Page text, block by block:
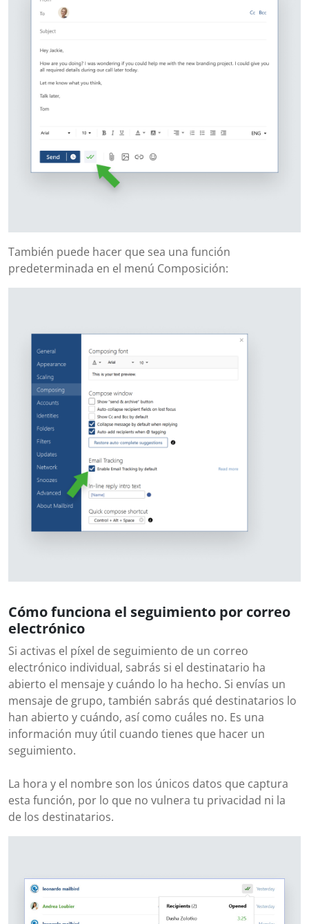
También puede hacer que sea una función
predeterminada en el menú Composición:
Cómo funciona el seguimiento por correo
electrónico
Si activas el píxel de seguimiento de un correo
electrónico individual, sabrás si el destinatario ha
abierto el mensaje y cuándo lo ha hecho. Si envías un
mensaje de grupo, también sabrás qué destinatarios lo
han abierto y cuándo, así como cuáles no. Es una
información muy útil cuando tienes que hacer un
seguimiento.
La hora y el nombre son los únicos datos que captura
esta función, por lo que no vulnera tu privacidad ni la
de los destinatarios.